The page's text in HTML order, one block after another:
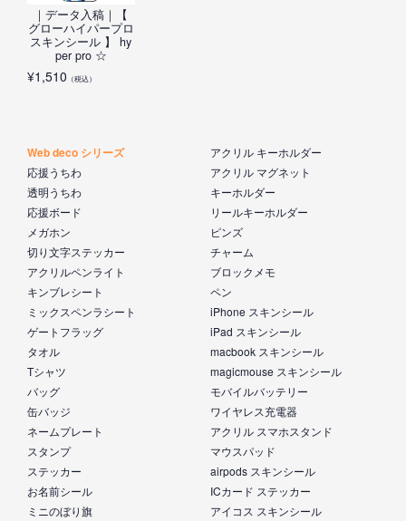
｜データ入稿｜【
グローハイパープロ
スキンシール 】 hy
per pro ☆
¥1,510 （税込）
Web deco シリーズ
応援うちわ
透明うちわ
応援ボード
メガホン
切り文字ステッカー
アクリルペンライト
キンブレシート
ミックスペンラシート
ゲートフラッグ
タオル
Tシャツ
バッグ
缶バッジ
ネームプレート
スタンプ
ステッカー
お名前シール
ミニのぼり旗
アクリル キーホルダー
アクリル マグネット
キーホルダー
リールキーホルダー
ピンズ
チャーム
ブロックメモ
ペン
iPhone スキンシール
iPad スキンシール
macbook スキンシール
magicmouse スキンシール
モバイルバッテリー
ワイヤレス充電器
アクリル スマホスタンド
マウスパッド
airpods スキンシール
ICカード ステッカー
アイコス スキンシール